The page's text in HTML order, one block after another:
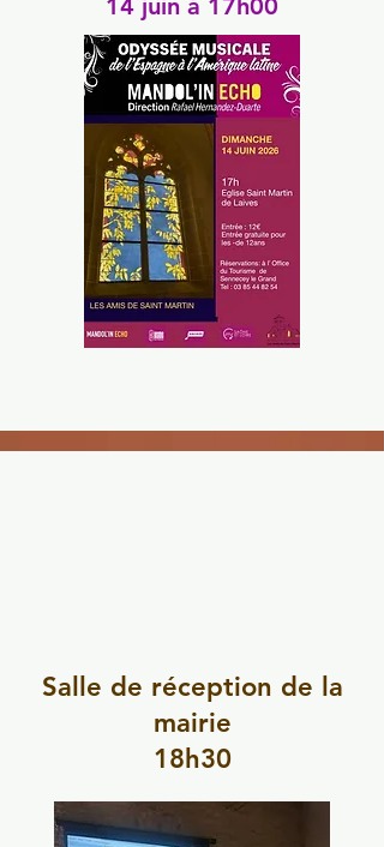
14 juin à 17h00
Salle de réception de la
mairie
18h30